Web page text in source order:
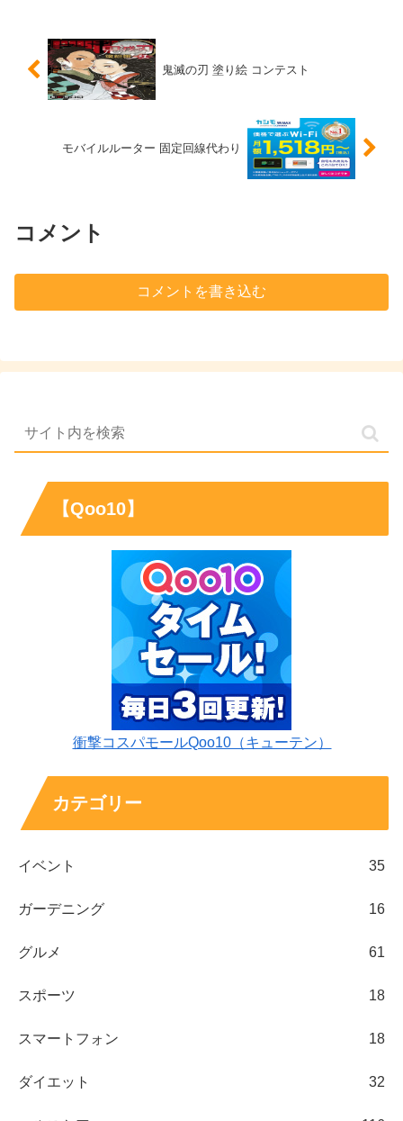
鬼滅の刃 塗り絵 コンテスト
モバイルルーター 固定回線代わり
コメント
コメントを書き込む
【Qoo10】
衝撃コスパモールQoo10（キューテン）
カテゴリー
イベント 35
ガーデニング 16
グルメ 61
スポーツ 18
スマートフォン 18
ダイエット 32